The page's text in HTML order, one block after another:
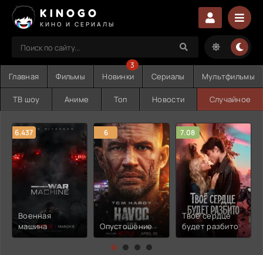
KINOGO
КИНО И СЕРИАЛЫ
Главная Фильмы Новинки
3
Сериалы Мультфильмы
ТВ шоу Аниме Топ Новости Случайное
6.437
Военная
машина
6
Опустошение
7.08
Твоё сердце
будет разбито